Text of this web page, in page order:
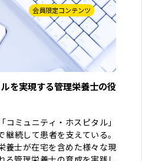
会員限定コンテンツ
を実現する管理栄養士の役
ミュニティ・ホスピタル」
継続して患者を支えている。
養士が在宅を含めた様々な現